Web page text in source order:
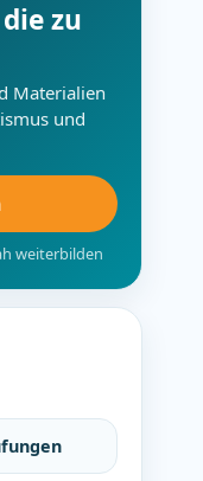
zu
Materialien
und
weiterbilden